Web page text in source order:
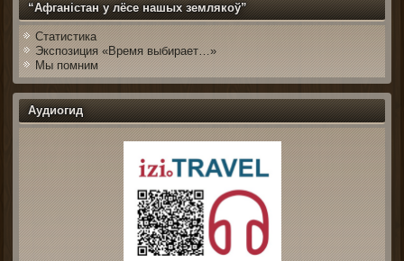
“Афганістан у лёсе нашых землякоў”
Статистика
Экспозиция «Время выбирает…»
Мы помним
Аудиогид